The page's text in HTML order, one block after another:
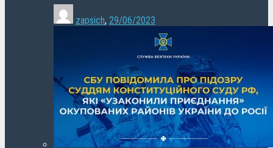
zapsich, 29/06/2023